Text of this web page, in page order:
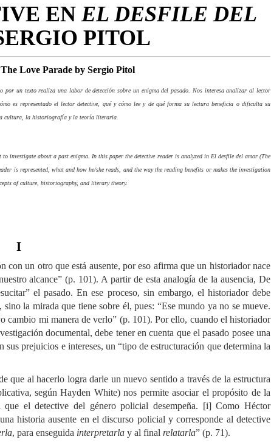
ENEL DESFILE DEL
PITOL
Love Parade by Sergio Pitol
por un texto realiza una labor de detección sobre un enigma del pasado. Nos interesa analizar al lector
es representado el lector detective, qué y cómo lee y de qué forma su lectura beneficia o dificulta su
cultura, la historiografía y la teoría literaria.
investigate about a past enigma. In this paper the detective reader is analyzed in El desfile del amor (The
is represented, what and how he/she reads, and the way the reading benefits or makes the investigation
of culture, historiography, and literary theory.
I
un otro que está ausente, por eso afirma que un historiador nace
alcance” (p. 101). A partir de esta analogía de la ausencia, De
el pasado. En ese proceso, sin embargo, el historiador debe
la mirada que tiene sobre él, pues: “Ese mundo ya no se mueve.
cambio mi manera de verlo” (p. 101). Por ello, cuando el historiador
documental, debe tener en cuenta que el pasado posee una
prejuicios e intereses, un “tipo de estructuración que determina la
que al hacerlo logra darle un nuevo sentido a través de la estructura
según Hayden White) nos permite asociar el propósito de la
el detective del género policial desempeña. [i] Como Héctor
historia ausente en el discurso policial y corresponde al detective
, para enseguida interpretarla y al final relatarla” (p. 71).